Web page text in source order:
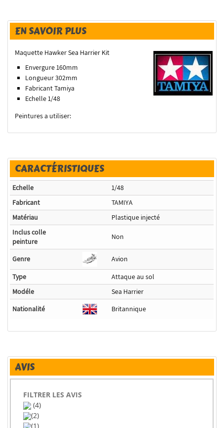
EN SAVOIR PLUS
Maquette Hawker Sea Harrier Kit
Envergure 160mm
Longueur 302mm
Fabricant Tamiya
Echelle 1/48
Peintures a utiliser:
CARACTÉRISTIQUES
Echelle
1/48
Fabricant
TAMIYA
Matériau
Plastique injecté
Inclus colle
peinture
Non
Genre
Avion
Type
Attaque au sol
Modéle
Sea Harrier
Nationalité
Britannique
AVIS
FILTRER LES AVIS
(4)
(2)
(1)